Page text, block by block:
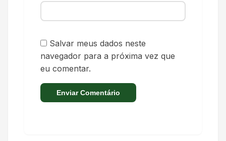
Salvar meus dados neste
navegador para a próxima vez que
eu comentar.